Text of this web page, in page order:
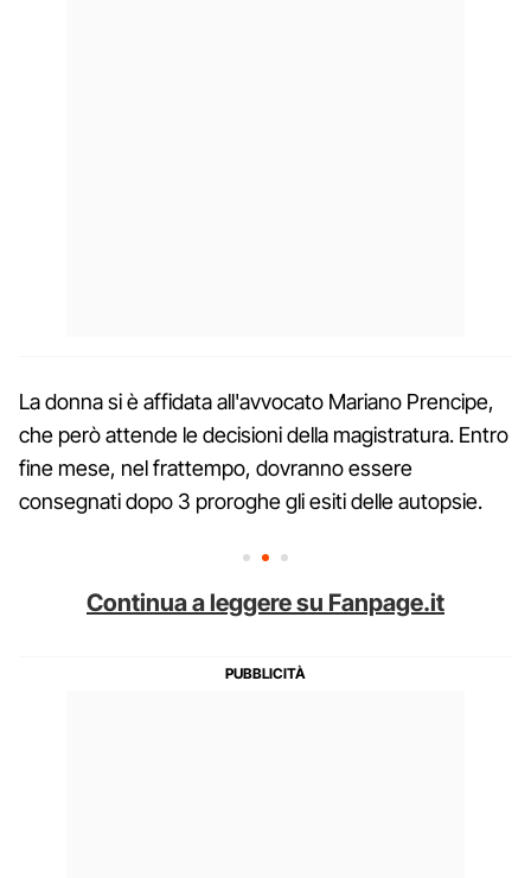
La donna si è affidata all'avvocato Mariano Prencipe,
che però attende le decisioni della magistratura. Entro
fine mese, nel frattempo, dovranno essere
consegnati dopo 3 proroghe gli esiti delle autopsie.
Continua a leggere su Fanpage.it